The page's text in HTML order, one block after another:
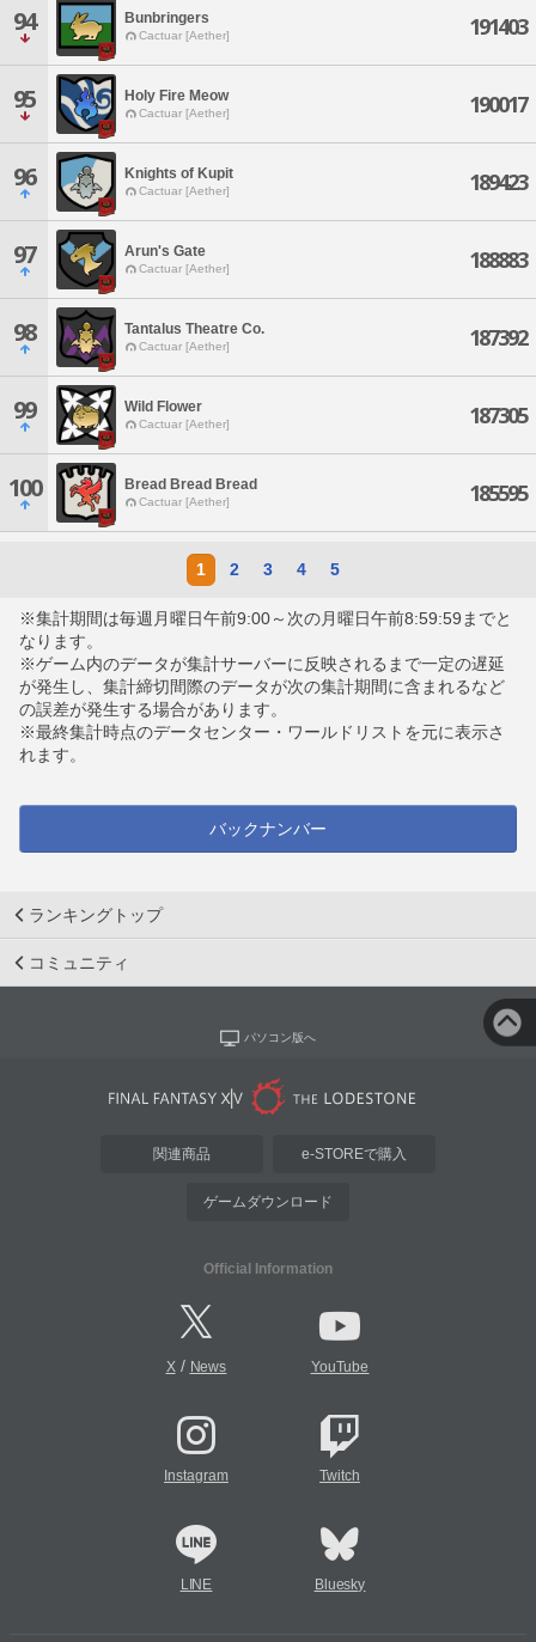
94 Bunbringers
Cactuar [Aether] 191403
95 Holy Fire Meow
Cactuar [Aether] 190017
96 Knights of Kupit
Cactuar [Aether] 189423
97 Arun's Gate
Cactuar [Aether] 188883
98 Tantalus Theatre Co.
Cactuar [Aether] 187392
99 Wild Flower
Cactuar [Aether] 187305
100 Bread Bread Bread
Cactuar [Aether] 185595
1 2 3 4 5
※集計期間は毎週月曜日午前9:00～次の月曜日午前8:59:59までと
なります。
※ゲーム内のデータが集計サーバーに反映されるまで一定の遅延
が発生し、集計締切間際のデータが次の集計期間に含まれるなど
の誤差が発生する場合があります。
※最終集計時点のデータセンター・ワールドリストを元に表示さ
れます。
バックナンバー
ランキングトップ
コミュニティ
パソコン版へ
関連商品 e-STOREで購入
ゲームダウンロード
Official Information
X/ News YouTube
Instagram Twitch
LINE Bluesky